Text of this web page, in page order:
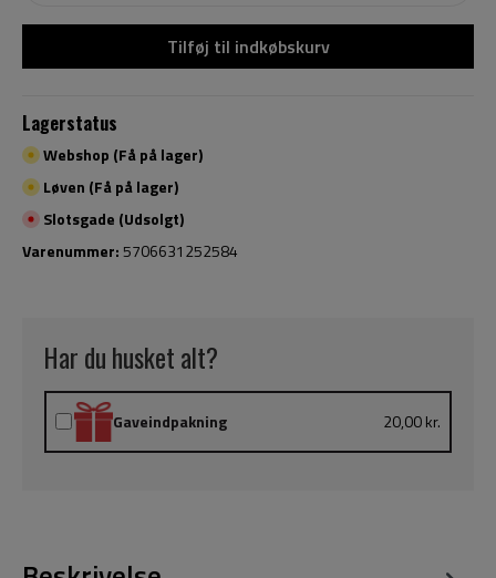
Tilføj til indkøbskurv
Lagerstatus
Webshop (Få på lager)
Løven (Få på lager)
Slotsgade (Udsolgt)
Varenummer:5706631252584
Har du husket alt?
Gaveindpakning 20,00 kr.